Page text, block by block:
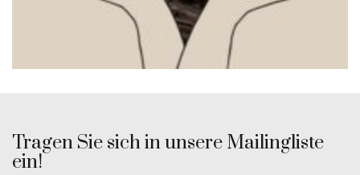
Tragen Sie sich in unsere Mailingliste
ein!